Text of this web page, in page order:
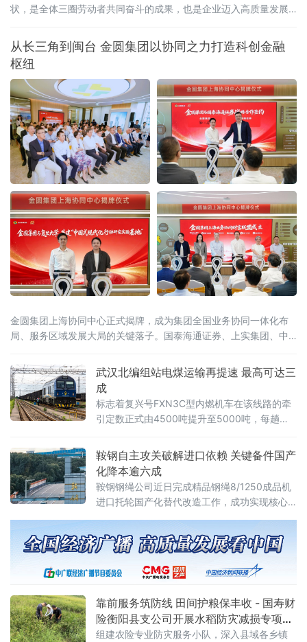
状，是全体三圈劳动者共同奋斗的成果，也是企业迈入高质量发展
从长三角到闽台 金圆集团以协同之力打造科创金融
枢纽
金圆集团上海协同中心正式揭牌，成为集团全国业务协同一体化布
局、服务区域发展大局的关键落子。国泰海通证券、上实集团、中
家金融机构，复旦大学、宁德时代等多家高校智库及产业合作伙伴
到场见证。上海是金融改革开放的前沿阵地，正加快推进上海国际
金融中心建设和长三角一体化发
武汉北编组站电煤运输再提速 最高可达三
成
标志着复兴号FXN3C型内燃机车在该线路的牵
引定数正式由4500吨提升至5000吨，每趟车
号FXN3C型内燃机车是我国自主研发的新一代
干线货运主力装备。2025年12月8日，
鞍钢自主攻关破解进口依赖 关键备件国产
化降本逾六成
鞍钢钢绳公司近日完成精品钢绳8/1250成品机
进口托轮国产化替代改造工作，成功实现核心
行提供坚实硬件保障。此举标志着鞍钢在关键
零部件国产化攻关领域取得新突破。据介绍，
8/1250成品机是该公司精品钢丝绳生产的核心
设备，其配套托轮此前长期依赖进口。进口托
引发产线停机，长期制约设备运行效
靠前服务筑防线 田间护粮保丰收 - 国寿财
险衡阳县支公司开展水稻防灾减损专项行
动
组建农险专业防灾服务小队，深入县域各乡镇